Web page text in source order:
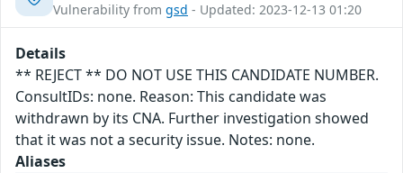
Vulnerability from gsd - Updated: 2023-12-13 01:20
Details
** REJECT ** DO NOT USE THIS CANDIDATE NUMBER.
ConsultIDs: none. Reason: This candidate was
withdrawn by its CNA. Further investigation showed
that it was not a security issue. Notes: none.
Aliases